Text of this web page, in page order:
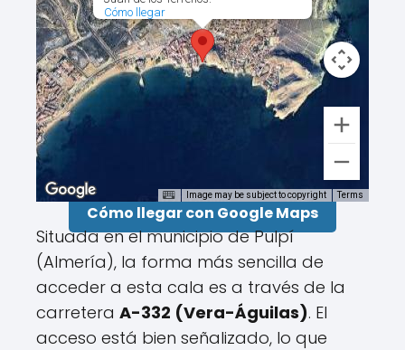
Cómo llegar
Image may be subject to copyright Terms
Cómo llegar con Google Maps
Situada en el municipio de Pulpí
(Almería), la forma más sencilla de
acceder a esta cala es a través de la
carretera A-332 (Vera-Águilas). El
acceso está bien señalizado, lo que